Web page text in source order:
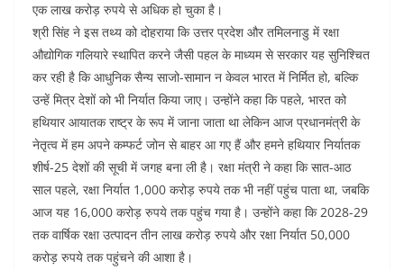
एक लाख करोड़ रुपये से अधिक हो चुका है।
श्री सिंह ने इस तथ्य को दोहराया कि उत्तर प्रदेश और तमिलनाडु में रक्षा
औद्योगिक गलियारे स्थापित करने जैसी पहल के माध्यम से सरकार यह सुनिश्चित
कर रही है कि आधुनिक सैन्य साजो-सामान न केवल भारत में निर्मित हो, बल्कि
उन्हें मित्र देशों को भी निर्यात किया जाए। उन्होंने कहा कि पहले, भारत को
हथियार आयातक राष्ट्र के रूप में जाना जाता था लेकिन आज प्रधानमंत्री के
नेतृत्व में हम अपने कम्फर्ट जोन से बाहर आ गए हैं और हमने हथियार निर्यातक
शीर्ष-25 देशों की सूची में जगह बना ली है। रक्षा मंत्री ने कहा कि सात-आठ
साल पहले, रक्षा निर्यात 1,000 करोड़ रुपये तक भी नहीं पहुंच पाता था, जबकि
आज यह 16,000 करोड़ रुपये तक पहुंच गया है। उन्होंने कहा कि 2028-29
तक वार्षिक रक्षा उत्पादन तीन लाख करोड़ रुपये और रक्षा निर्यात 50,000
करोड़ रुपये तक पहुंचने की आशा है।